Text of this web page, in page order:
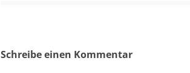
Schreibe einen Kommentar